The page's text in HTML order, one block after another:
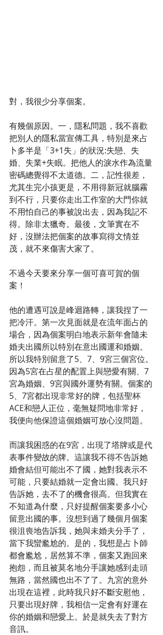
對，我很少分享個案。
有幾個原因。一，隱私問題，我不喜歡
把別人的隱私當宣傳工具，特別是來占
卜多半是「3+1失」的狀況:失戀、失
婚、失業+失眠。把他人的淚水作為流量
密碼總覺得不太道德。二，記性很差，
尤其生完小孩更是，不用得新冠就腦霧
到不行，只要你走出工作室的大門你就
不用怕自己的事被說出去，因為我記不
得。除非太獵奇。最後，文筆實在不
好，沒辦法把個案的故事寫得文情並
茂，就不來傷害大家了。
不過今天要來分享一個可喜可賀的個
案！
他的遭遇可說是峰迴路轉，讓我捏了一
把冷汗。第一次見面就是在流年面占的
場合，因為個案明白地表示新年會隨未
婚夫出國所以特別在意出國運和婚姻。
所以我特別留意了5、7、9宮三個宮位。
因為5宮在占星的配置上與戀愛有關、7
宮為婚姻、9宮與國外運勢有關。個案的
5、7宮都出現非常好的牌，包括聖杯
ACE和戀人正位，毫無疑問地非常好，
我便向他保證這個婚姻可放心沒問題。
而讓我困惑的在9宮，出現了塔牌或是代
表事件變故的牌。這讓我不得不告訴她
婚會結但可能出不了國，她對我表示不
可能，只要結婚就一定會出國。我只好
告訴她，去不了的機會很高。但我實在
不知道為什麼，只好提醒個案要多小心
留意出國的事。沒想到過了幾個月個案
很沮喪地告訴我，她與未婚夫分手了，
當下我蠻尷尬的。是的，我想是占卜師
都會尷尬，居然算不準，個案又跑回來
抱怨，而且被莫名地分手讓她感到走頭
無路，當然國也出不了了。九宮的意外
出現在這裡，此時我只好不斷安慰他，
只要出現好牌，我相信一定會有好運在
你的婚姻和戀愛上。於是就失去了對方
音訊。